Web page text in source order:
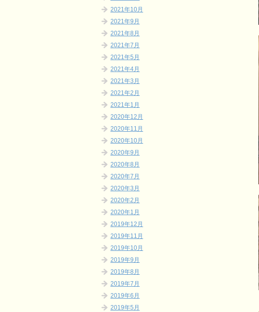
2021年10月
2021年9月
2021年8月
2021年7月
2021年5月
2021年4月
2021年3月
2021年2月
2021年1月
2020年12月
2020年11月
2020年10月
2020年9月
2020年8月
2020年7月
2020年3月
2020年2月
2020年1月
2019年12月
2019年11月
2019年10月
2019年9月
2019年8月
2019年7月
2019年6月
2019年5月